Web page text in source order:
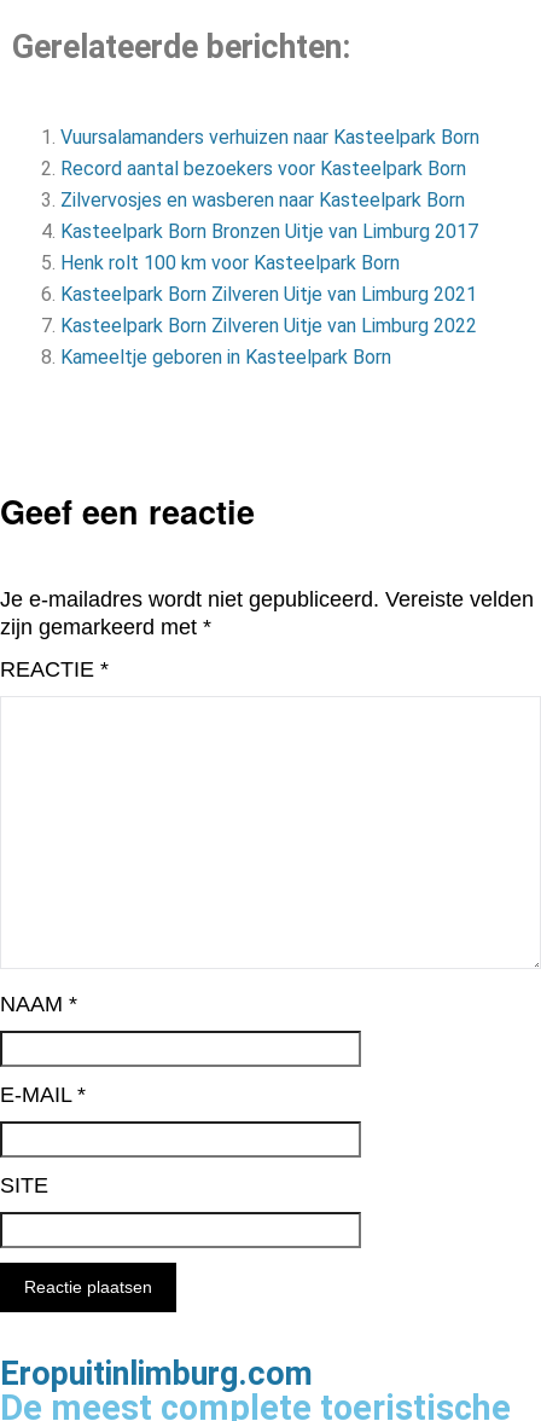
Gerelateerde berichten:
Vuursalamanders verhuizen naar Kasteelpark Born
Record aantal bezoekers voor Kasteelpark Born
Zilvervosjes en wasberen naar Kasteelpark Born
Kasteelpark Born Bronzen Uitje van Limburg 2017
Henk rolt 100 km voor Kasteelpark Born
Kasteelpark Born Zilveren Uitje van Limburg 2021
Kasteelpark Born Zilveren Uitje van Limburg 2022
Kameeltje geboren in Kasteelpark Born
Geef een reactie
Je e-mailadres wordt niet gepubliceerd. Vereiste velden
zijn gemarkeerd met *
REACTIE *
NAAM *
E-MAIL *
SITE
Eropuitinlimburg.com
De meest complete toeristische